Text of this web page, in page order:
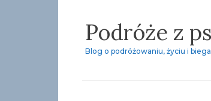
contentPodróże z
Blog o podróżowaniu, życiu i